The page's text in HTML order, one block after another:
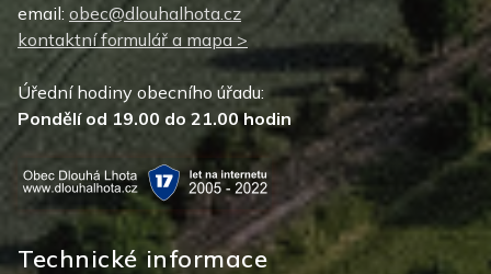
email: obec@dlouhalhota.cz
kontaktní formulář a mapa >
Úřední hodiny obecního úřadu:
Pondělí od 19.00 do 21.00 hodin
Technické informace